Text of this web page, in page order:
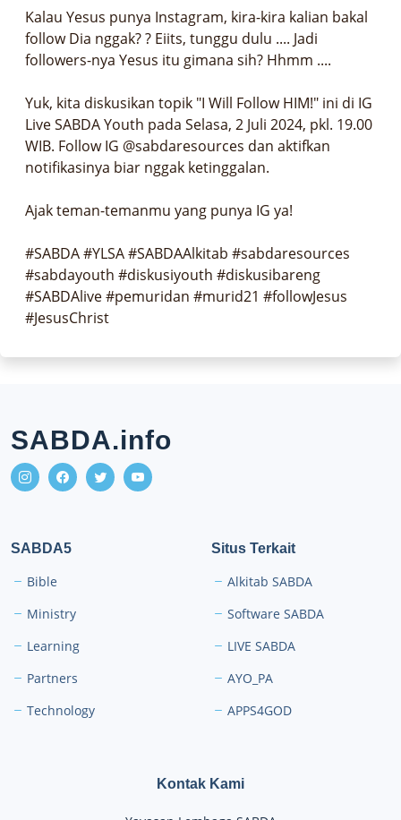
Kalau Yesus punya Instagram, kira-kira kalian bakal
follow Dia nggak? ? Eiits, tunggu dulu .... Jadi
followers-nya Yesus itu gimana sih? Hhmm ....
Yuk, kita diskusikan topik "I Will Follow HIM!" ini di IG
Live SABDA Youth pada Selasa, 2 Juli 2024, pkl. 19.00
WIB. Follow IG @sabdaresources dan aktifkan
notifikasinya biar nggak ketinggalan.
Ajak teman-temanmu yang punya IG ya!
#SABDA #YLSA #SABDAAlkitab #sabdaresources
#sabdayouth #diskusiyouth #diskusibareng
#SABDAlive #pemuridan #murid21 #followJesus
#JesusChrist
SABDA.info
SABDA5
Bible
Ministry
Learning
Partners
Technology
Situs Terkait
Alkitab SABDA
Software SABDA
LIVE SABDA
AYO_PA
APPS4GOD
Kontak Kami